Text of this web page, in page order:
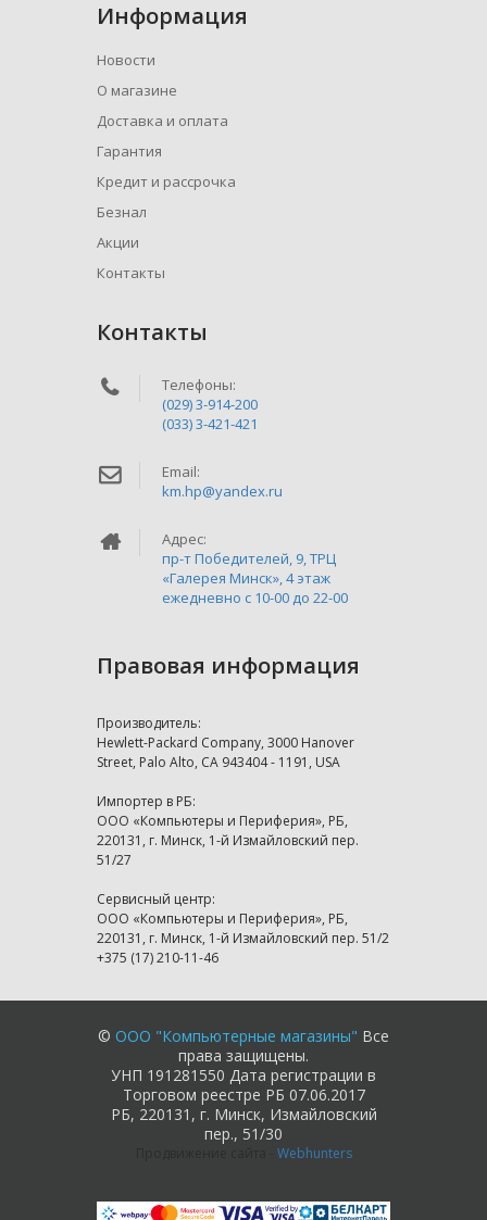
Информация
Новости
О магазине
Доставка и оплата
Гарантия
Кредит и рассрочка
Безнал
Акции
Контакты
Контакты
Телефоны:
(029) 3-914-200
(033) 3-421-421
Email:
km.hp@yandex.ru
Адрес:
пр-т Победителей, 9, ТРЦ
«Галерея Минск», 4 этаж
ежедневно c 10-00 до 22-00
Правовая информация
Производитель:
Hewlett-Packard Company, 3000 Hanover
Street, Palo Alto, CA 943404 - 1191, USA
Импортер в РБ:
ООО «Компьютеры и Периферия», РБ,
220131, г. Минск, 1-й Измайловский пер.
51/27
Сервисный центр:
ООО «Компьютеры и Периферия», РБ,
220131, г. Минск, 1-й Измайловский пер. 51/2
+375 (17) 210-11-46
© ООО "Компьютерные магазины" Все
права защищены.
УНП 191281550 Дата регистрации в
Торговом реестре РБ 07.06.2017
РБ, 220131, г. Минск, Измайловский
пер., 51/30
Webhunters